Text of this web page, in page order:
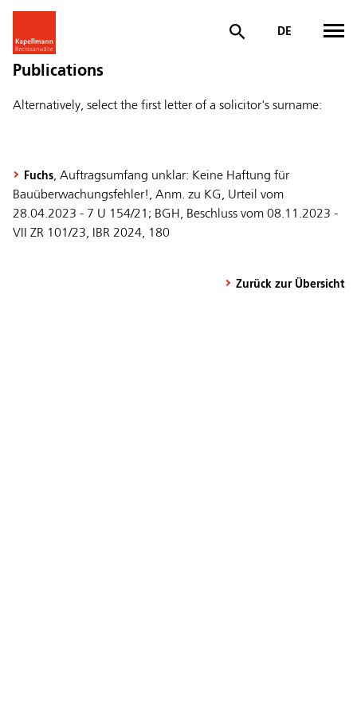
DE
Publications
Alternatively, select the first letter of a solicitor's surname:
Fuchs, Auftragsumfang unklar: Keine Haftung für
Bauüberwachungsfehler!, Anm. zu KG, Urteil vom
28.04.2023 - 7 U 154/21; BGH, Beschluss vom 08.11.2023 -
VII ZR 101/23, IBR 2024, 180
Zurück zur Übersicht